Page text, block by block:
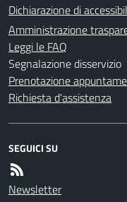
Dichiarazione di
Amministrazione
Leggi le FAQ
Segnalazione disservizio
Prenotazione
Richiesta d'assistenza
SEGUICI SU
Newsletter